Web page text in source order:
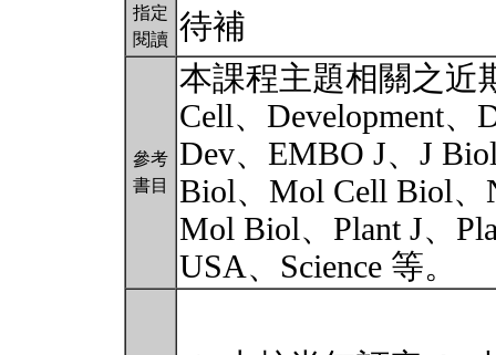
指定
閱讀 待補
參考
書目
本課程主題相關之近
Cell、Development、
Dev、EMBO J、J
Biol、Mol Cell Biol、
Mol Biol、Plant J、
USA、Science 等。